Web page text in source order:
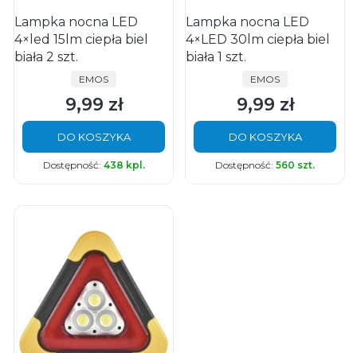
Lampka nocna LED
4×led 15lm ciepła biel
biała 2 szt.
PRODUCENT
EMOS
Cena
9,99 zł
DO KOSZYKA
Dostępność: 438 kpl.
Lampka nocna LED
4×LED 30lm ciepła biel
biała 1 szt.
PRODUCENT
EMOS
Cena
9,99 zł
DO KOSZYKA
Dostępność: 560 szt.